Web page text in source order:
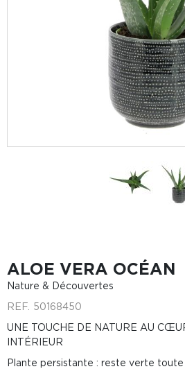
ALOE VERA OCÉAN
Nature & Découvertes
REF. 50168450
UNE TOUCHE DE NATURE AU
INTÉRIEUR
Plante persistante : reste verte toute